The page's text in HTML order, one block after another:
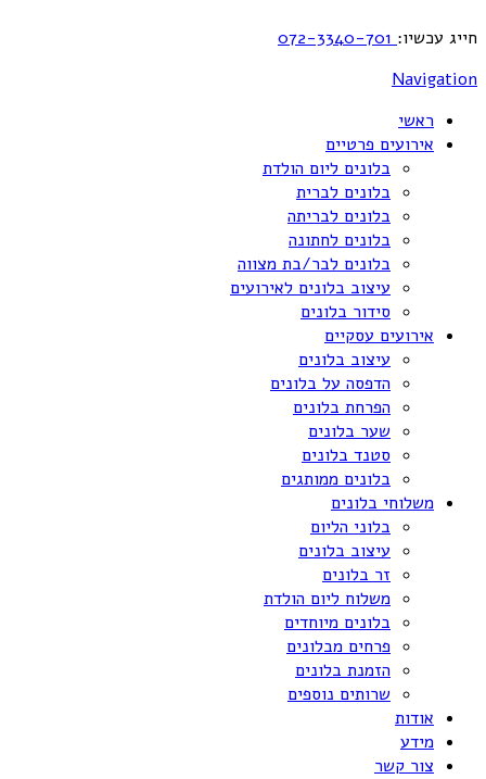
חייג עכשיו:
Navigation
ראשי
אירועים פרטיים
בלונים ליום הולדת
בלונים לברית
בלונים לבריתה
בלונים לחתונה
בלונים לבר/בת מצווה
עיצוב בלונים לאירועים
סידור בלונים
אירועים עסקיים
עיצוב בלונים
הדפסה על בלונים
הפרחת בלונים
שער בלונים
סטנד בלונים
בלונים ממותגים
משלוחי בלונים
בלוני הליום
עיצוב בלונים
זר בלונים
משלוח ליום הולדת
בלונים מיוחדים
פרחים מבלונים
הזמנת בלונים
שרותים נוספים
אודות
מידע
צור קשר